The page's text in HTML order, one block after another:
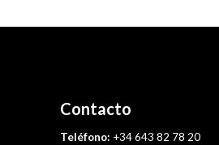
Contacto
Teléfono: +34 643 82 78 20